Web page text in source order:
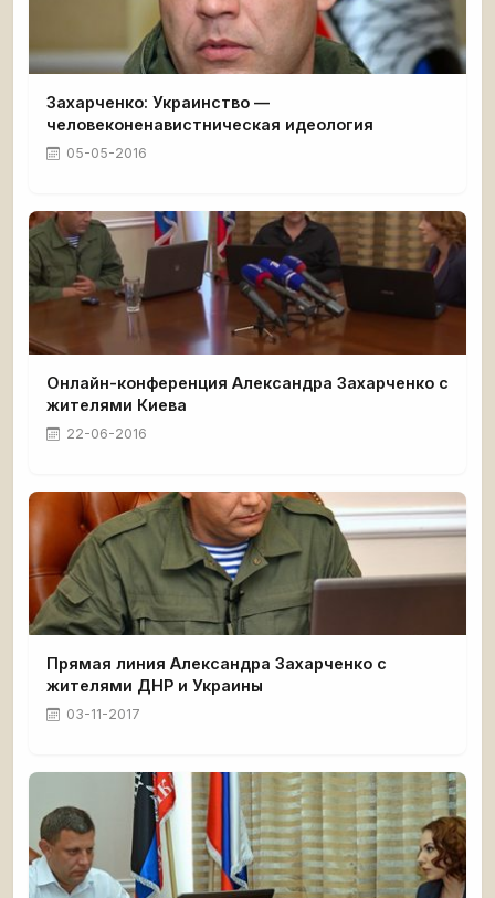
Захарченко: Украинство —
человеконенавистническая идеология
05-05-2016
Онлайн-конференция Александра Захарченко с
жителями Киева
22-06-2016
Прямая линия Александра Захарченко с
жителями ДНР и Украины
03-11-2017